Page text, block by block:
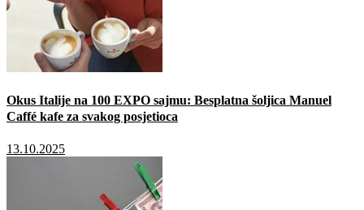
Okus Italije na 100 EXPO sajmu: Besplatna šoljica Manuel
Caffé kafe za svakog posjetioca
13.10.2025